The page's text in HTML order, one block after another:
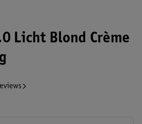
Licht Blond Crème